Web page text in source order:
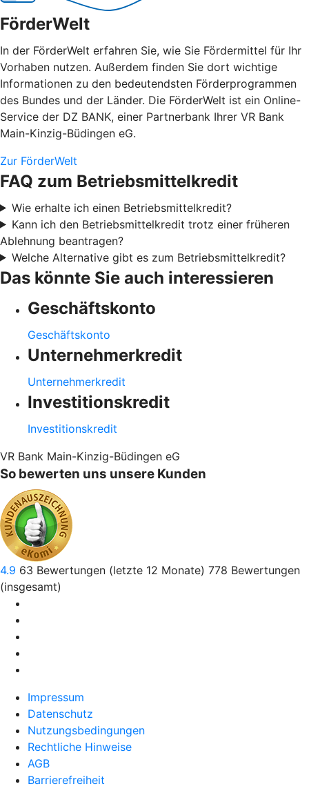
FörderWelt
In der FörderWelt erfahren Sie, wie Sie Fördermittel für Ihr
Vorhaben nutzen. Außerdem finden Sie dort wichtige
Informationen zu den bedeutendsten Förderprogrammen
des Bundes und der Länder. Die FörderWelt ist ein Online-
Service der DZ BANK, einer Partnerbank Ihrer VR Bank
Main-Kinzig-Büdingen eG.
Zur FörderWelt
FAQ zum Betriebsmittelkredit
Wie erhalte ich einen Betriebsmittelkredit?
Kann ich den Betriebsmittelkredit trotz einer früheren
Ablehnung beantragen?
Welche Alternative gibt es zum Betriebsmittelkredit?
Das könnte Sie auch interessieren
Geschäftskonto
Geschäftskonto
Unternehmerkredit
Unternehmerkredit
Investitionskredit
Investitionskredit
VR Bank Main-Kinzig-Büdingen eG
So bewerten uns unsere Kunden
4.9 63 Bewertungen (letzte 12 Monate) 778 Bewertungen
(insgesamt)
Impressum
Datenschutz
Nutzungsbedingungen
Rechtliche Hinweise
AGB
Barrierefreiheit